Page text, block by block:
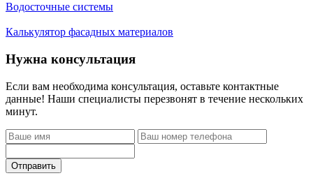
Водосточные системы
Калькулятор фасадных материалов
Нужна консультация
Если вам необходима консультация, оставьте контактные
данные! Наши специалисты перезвонят в течение нескольких
минут.
Отправить